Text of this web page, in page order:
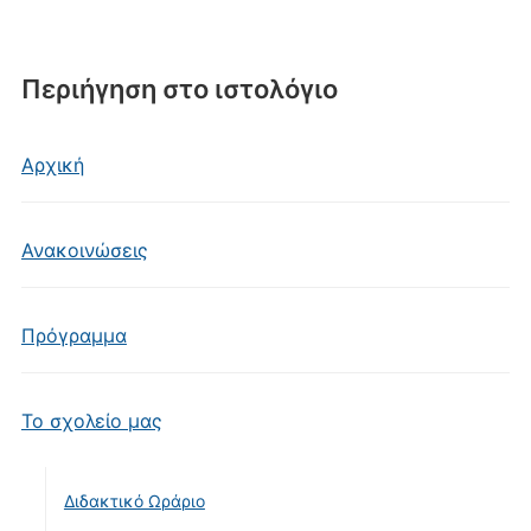
Περιήγηση στο ιστολόγιο
Αρχική
Ανακοινώσεις
Πρόγραμμα
Το σχολείο μας
Διδακτικό Ωράριο